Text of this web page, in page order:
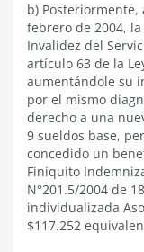
b) Posteriormente,
febrero de 2004,
Invalidez del
artículo 63 de la
aumentándole su
por el mismo
derecho a una
9 sueldos base,
concedido un
Finiquito
N°201.5/2004 de
individualizada
$117.252